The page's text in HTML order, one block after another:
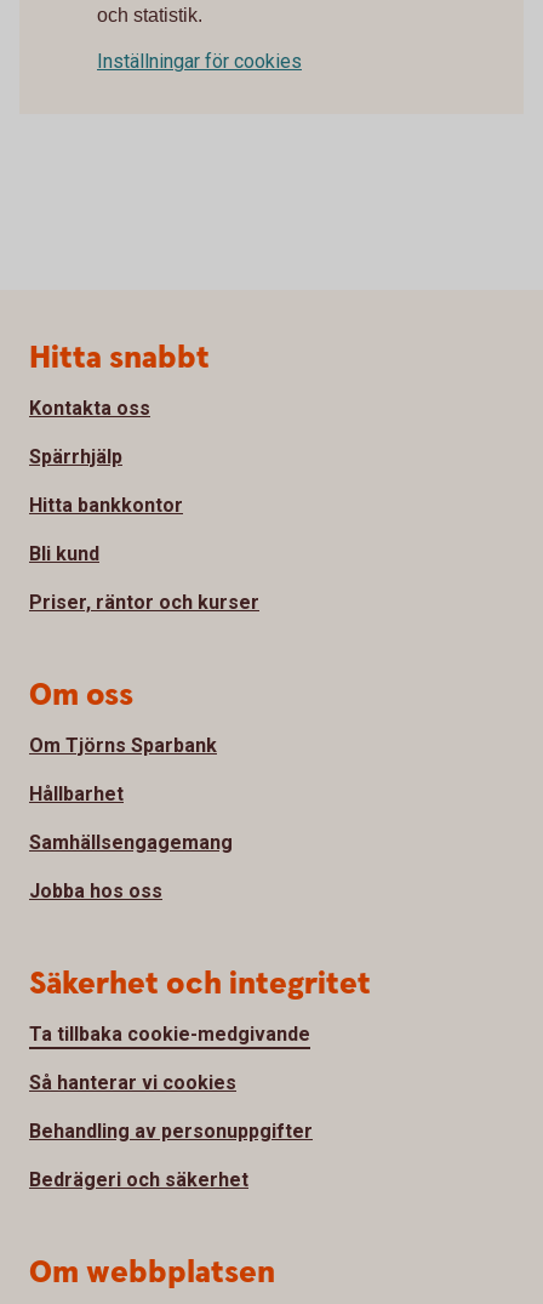
och statistik.
Inställningar för cookies
Sidfot
Hitta snabbt
Kontakta oss
Spärrhjälp
Hitta bankkontor
Bli kund
Priser, räntor och kurser
Om oss
Om Tjörns Sparbank
Hållbarhet
Samhällsengagemang
Jobba hos oss
Säkerhet och integritet
Ta tillbaka cookie-medgivande
Så hanterar vi cookies
Behandling av personuppgifter
Bedrägeri och säkerhet
Om webbplatsen